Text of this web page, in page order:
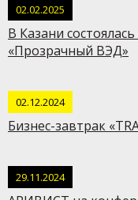
02.02.2025
В Казани
«Прозрачный ВЭД»
02.12.2024
Бизнес-завтрак
29.11.2024